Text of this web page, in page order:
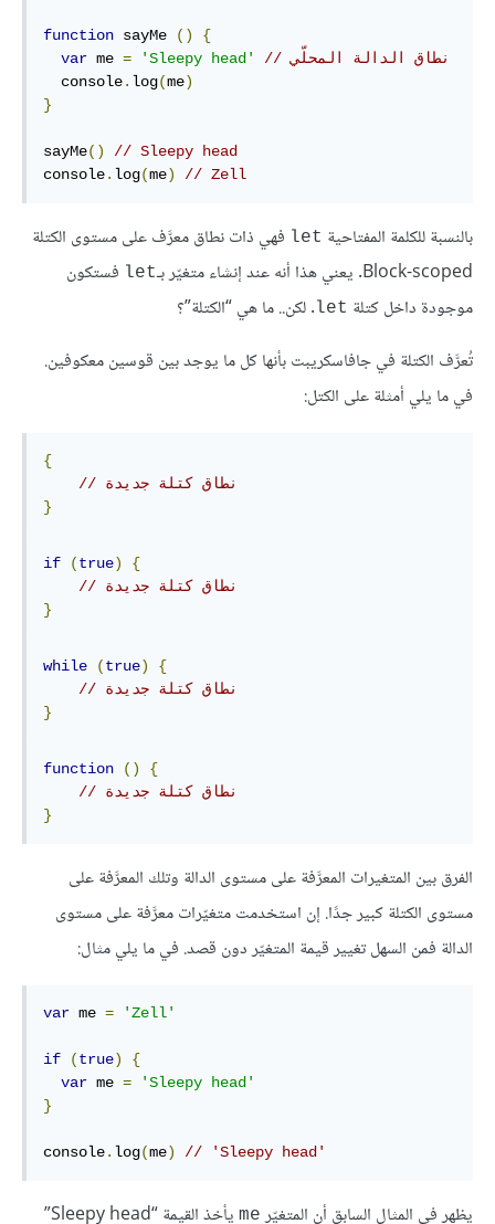
function sayMe ()
{
var me = 'Sleepy head'
// نطاق الدالة المحلّي
  console
. log(me)
}
sayMe()
// Sleepy head
console. log(me) // Zell
بالنسبة للكلمة المفتاحية let فهي ذات نطاق معرَّف على مستوى الكتلة
Block-scoped. يعني هذا أنه عند إنشاء متغيّر بـ
let فستكون
موجودة داخل كتلة let. لكن.. ما هي “الكتلة”؟
تُعرَّف الكتلة في جافاسكريبت بأنها كل ما يوجد بين قوسين معكوفين.
في ما يلي أمثلة على الكتل:
{
// نطاق كتلة جديدة
}
if (true)
{
// نطاق كتلة جديدة
}
while (true)
{
// نطاق كتلة جديدة
}
function ()
{
// نطاق كتلة جديدة
}
الفرق بين المتغيرات المعرَّفة على مستوى الدالة وتلك المعرَّفة على
مستوى الكتلة كبير جدًا. إن استخدمت متغيّرات معرَّفة على مستوى
الدالة فمن السهل تغيير قيمة المتغيّر دون قصد. في ما يلي مثال:
var me = 'Zell'
if (true)
{
var me =
'Sleepy head'
}
console. log(me) // 'Sleepy head'
يظهر في المثال السابق أن المتغيّر me يأخذ القيمة “Sleepy head”